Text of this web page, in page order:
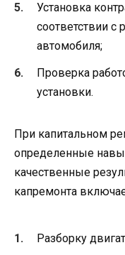
Установка
соответствии с
автомобиля;
Проверка
установки.
При капитальном
определенные
качественные
капремонта
Разборку